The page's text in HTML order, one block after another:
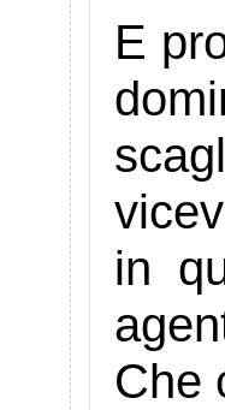
E
in
Che